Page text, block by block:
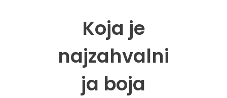
Koja je
najzahvalni
ja boja